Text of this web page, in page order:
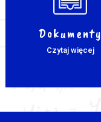
Dokumenty
Czytaj więcej